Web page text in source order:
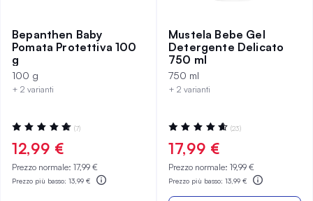
Bepanthen Baby
Pomata Protettiva 100
g
100 g
+ 2 varianti
Valutazione:
100%
(7)
12,99 €
Prezzo normale: 17,99 €
Prezzo più basso: 13,99 €
Mustela Bebe Gel
Detergente Delicato
750 ml
750 ml
+ 2 varianti
Valutazione:
94%
(23)
17,99 €
Prezzo normale: 19,99 €
Prezzo più basso: 13,99 €